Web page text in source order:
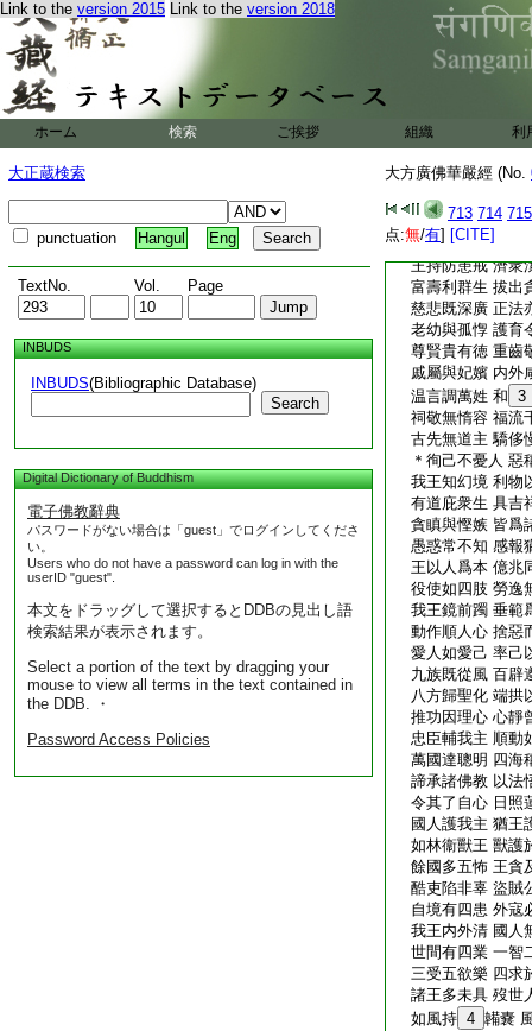
Link to the version 2015 Link to the version 2018
ホーム 検索 ご挨拶 組織 利
大正蔵検索
punctuation Hangul Eng
TextNo. Vol. Page
INBUDS
INBUDS(Bibliographic Database)
Search
Digital Dictionary of Buddhism
電子佛教辭典
パスワードがない場合は「guest」でログインしてくださ
い。
Users who do not have a password can log in with the
userID "guest".
本文をドラッグして選択するとDDBの見出し語
検索結果が表示されます。
Select a portion of the text by dragging your
mouse to view all terms in the text contained in
the DDB. ・
Password Access Policies
大方廣佛華嚴經 (No.
713 714 715
点:無/有] [CITE]
心如淨明鏡 鑒物
明鏡唯照形 不鑒
我王心鏡淨 洞見
或有肆姦意 欲害
芳林伏猛獸 醎海
蠹政害良人 兇邪
香河流徳水 甘果
八表同歡康 臣賢
王持防患戒 濟衆
富壽利群生 拔出
慈悲既深廣 正法
老幼與孤惸 護育
尊賢貴有徳 重齒
戚屬與妃嬪 内外
温言調萬姓 和 3
祠敬無惰容 福流
古先無道主 驕侈
＊徇己不憂人 惡
我王知幻境 利物
有道庇衆生 具吉
貪瞋與慳嫉 皆爲
愚惑常不知 感報
王以人爲本 億兆
役使如四肢 勞逸
我王鏡前躅 垂範
動作順人心 捨惡
愛人如愛己 率己
九族既從風 百辟
八方歸聖化 端拱
推功因理心 心靜
忠臣輔我主 順動
萬國達聰明 四海
諦承諸佛教 以法
令其了自心 日照
國人護我主 猶王
如林衞獸王 獸護
餘國多五怖 王貪
酷吏陷非辜 盜賊
自境有四患 外寇
我王内外清 國人
世間有四業 一智
三受五欲樂 四求
諸王多未具 歿世
如風持 4 韛嚢